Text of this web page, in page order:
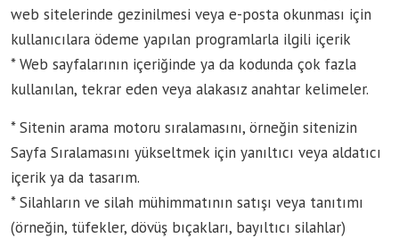
web sitelerinde gezinilmesi veya e-posta okunması için
kullanıcılara ödeme yapılan programlarla ilgili içerik
* Web sayfalarının içeriğinde ya da kodunda çok fazla
kullanılan, tekrar eden veya alakasız anahtar kelimeler.
* Sitenin arama motoru sıralamasını, örneğin sitenizin
Sayfa Sıralamasını yükseltmek için yanıltıcı veya aldatıcı
içerik ya da tasarım.
* Silahların ve silah mühimmatının satışı veya tanıtımı
(örneğin, tüfekler, dövüş bıçakları, bayıltıcı silahlar)